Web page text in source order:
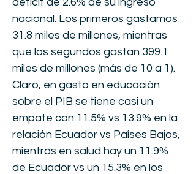
nacional. Los primeros gastamos
31.8 miles de millones, mientras
que los segundos gastan 399.1
miles de millones (más de 10 a 1).
Claro, en gasto en educación
sobre el PIB se tiene casi un
empate con 11.5% vs 13.9% en la
relación Ecuador vs Países Bajos,
mientras en salud hay un 11.9%
de Ecuador vs un 15.3% en los